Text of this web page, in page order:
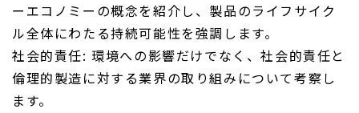
ーエコノミーの概念を紹介し、製品のライフサイク
ル全体にわたる持続可能性を強調します。
社会的責任: 環境への影響だけでなく、社会的責任と
倫理的製造に対する業界の取り組みについて考察し
ます。